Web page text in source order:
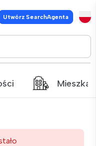
Utwórz SearchAgenta